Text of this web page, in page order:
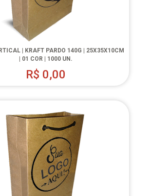
| KRAFT PARDO 140G | 25X35X10CM
| 01 COR | 1000 UN.
R$ 0,00